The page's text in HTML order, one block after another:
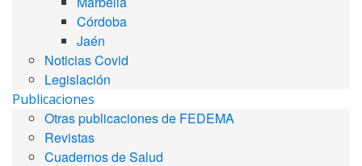
Córdoba
Jaén
Noticias Covid
Legislación
Publicaciones
Otras publicaciones de FEDEMA
Revistas
Cuadernos de Salud